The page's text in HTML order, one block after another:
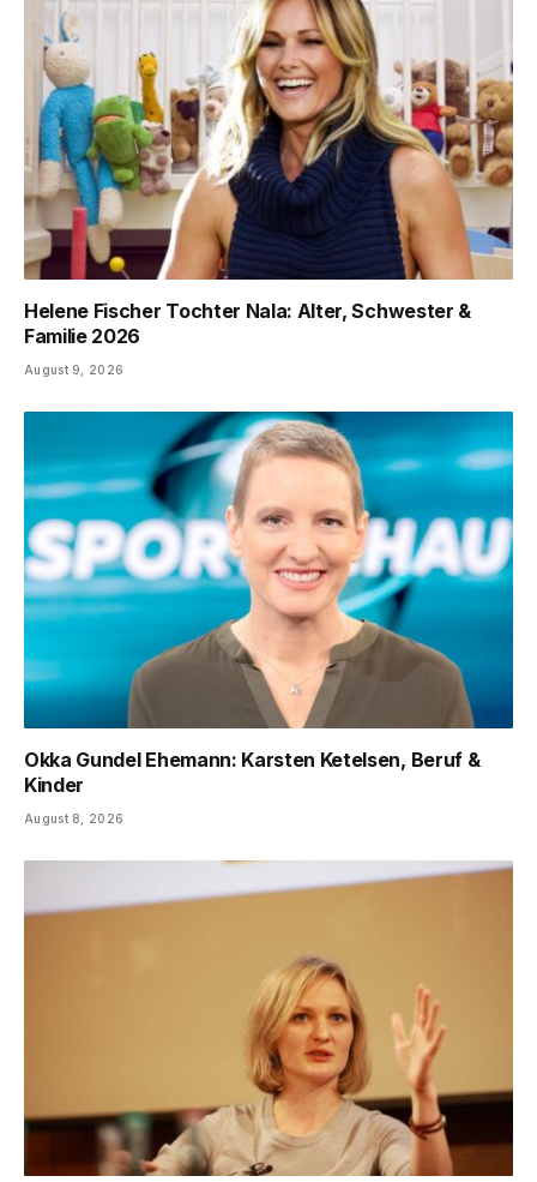
Helene Fischer Tochter Nala: Alter, Schwester &
Familie 2026
August 9, 2026
Okka Gundel Ehemann: Karsten Ketelsen, Beruf &
Kinder
August 8, 2026